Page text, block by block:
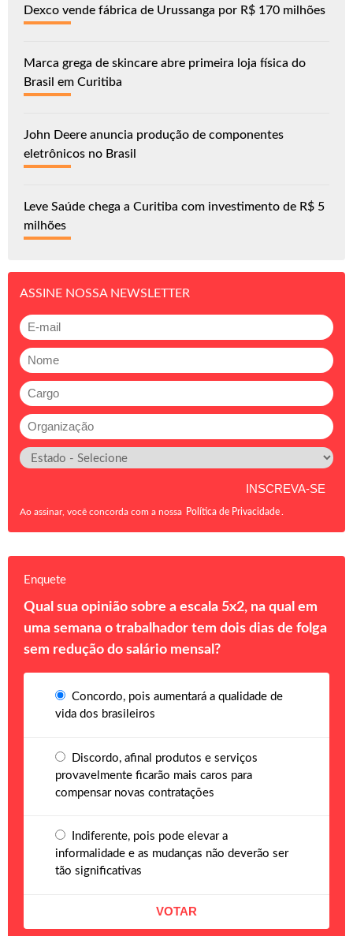
Dexco vende fábrica de Urussanga por R$ 170 milhões
Marca grega de skincare abre primeira loja física do
Brasil em Curitiba
John Deere anuncia produção de componentes
eletrônicos no Brasil
Leve Saúde chega a Curitiba com investimento de R$ 5
milhões
ASSINE NOSSA NEWSLETTER
Ao assinar, você concorda com a nossa Política de Privacidade
Enquete
Qual sua opinião sobre a escala 5x2, na qual em
uma semana o trabalhador tem dois dias de folga
sem redução do salário mensal?
Concordo, pois aumentará a qualidade de
vida dos brasileiros
Discordo, afinal produtos e serviços
provavelmente ficarão mais caros para
compensar novas contratações
Indiferente, pois pode elevar a
informalidade e as mudanças não deverão ser
tão significativas